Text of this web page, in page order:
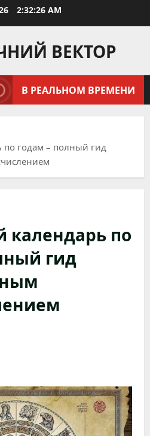
2:32:27 AM
ВЕКТОР
В РЕАЛЬНОМ ВРЕМЕНИ
по годам – полный гид
календарь по
гид